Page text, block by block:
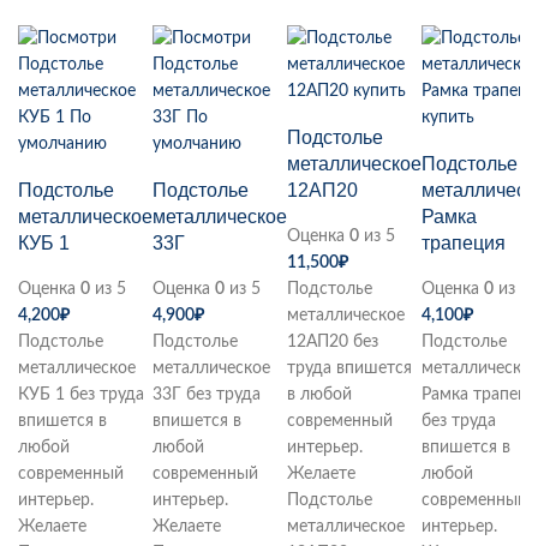
Подстолье
металлическое
КУБ 1
Оценка 0 из 5
4,200₽
Подстолье
металлическое
КУБ 1 без труда
впишется в
любой
современный
интерьер.
Желаете
Подстолье
металлическое
33Г
Оценка 0 из 5
4,900₽
Подстолье
металлическое
33Г без труда
впишется в
любой
современный
интерьер.
Желаете
Подстолье
металлическое
12АП20
Оценка 0 из 5
11,500₽
Подстолье
металлическое
12АП20 без
труда впишется
в любой
современный
интерьер.
Желаете
Подстолье
металлическое
Подстолье
Рамка
трапеция
Оценка 0 из 5
4,100₽
Подстолье
металлическое
Рамка
без труда
впишется в
любой
современный
интерьер.